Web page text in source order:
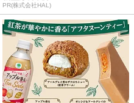
PR(株式会社HAL)